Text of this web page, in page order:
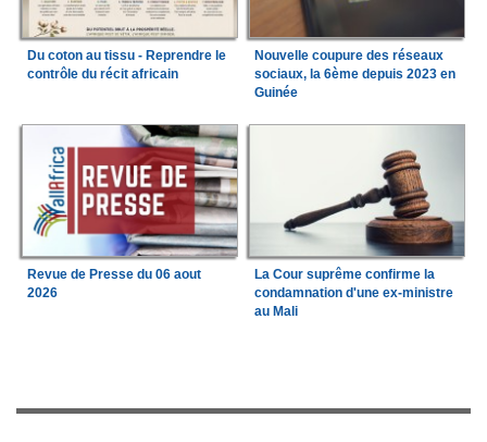
Du coton au tissu - Reprendre le
contrôle du récit africain
Nouvelle coupure des réseaux
sociaux, la 6ème depuis 2023 en
Guinée
Revue de Presse du 06 aout
2026
La Cour suprême confirme la
condamnation d'une ex-ministre
au Mali